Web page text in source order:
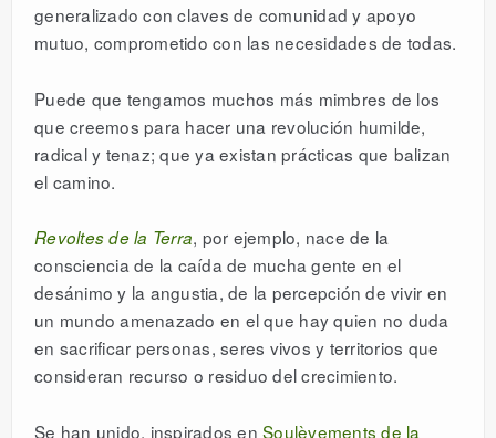
generalizado con claves de comunidad y apoyo
mutuo, comprometido con las necesidades de todas.
Puede que tengamos muchos más mimbres de los
que creemos para hacer una revolución humilde,
radical y tenaz; que ya existan prácticas que balizan
el camino.
Revoltes de la Terra, por ejemplo, nace de la
consciencia de la caída de mucha gente en el
desánimo y la angustia, de la percepción de vivir en
un mundo amenazado en el que hay quien no duda
en sacrificar personas, seres vivos y territorios que
consideran recurso o residuo del crecimiento.
Se han unido, inspirados en Soulèvements de la